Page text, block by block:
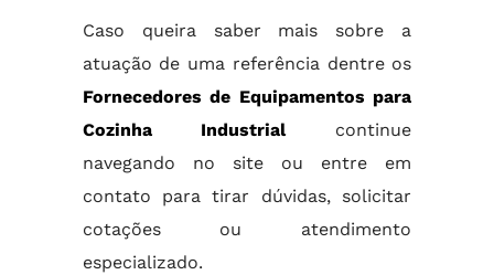
Caso queira saber mais sobre a
atuação de uma referência dentre os
Fornecedores de Equipamentos para
Cozinha Industrial continue
navegando no site ou entre em
contato para tirar dúvidas, solicitar
cotações ou atendimento
especializado.